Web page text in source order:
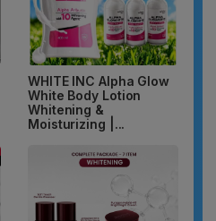
WHITE INC Alpha Glow
White Body Lotion
Whitening &
Moisturizing |...